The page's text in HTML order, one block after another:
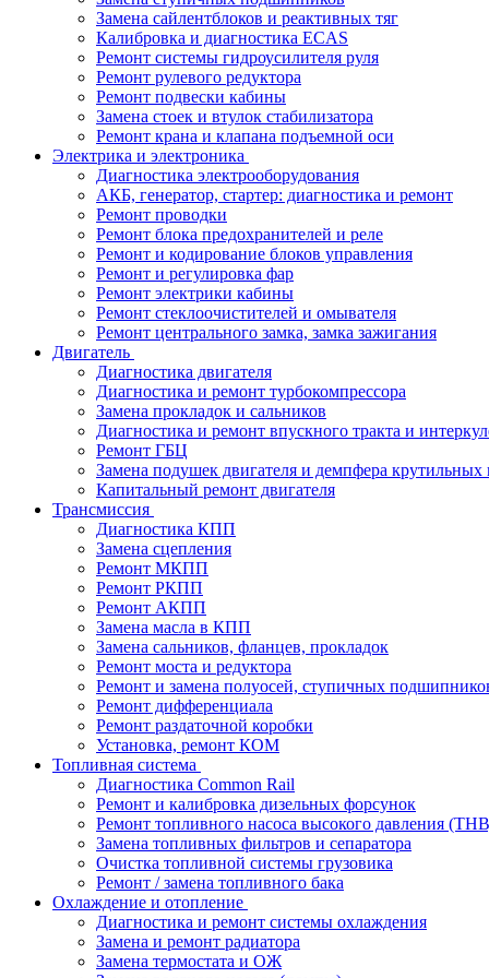
Замена сайлентблоков и реактивных тяг
Калибровка и диагностика ECAS
Ремонт системы гидроусилителя руля
Ремонт рулевого редуктора
Ремонт подвески кабины
Замена стоек и втулок стабилизатора
Ремонт крана и клапана подъемной оси
Электрика и электроника
Диагностика электрооборудования
АКБ, генератор, стартер: диагностика и ремонт
Ремонт проводки
Ремонт блока предохранителей и реле
Ремонт и кодирование блоков управления
Ремонт и регулировка фар
Ремонт электрики кабины
Ремонт стеклоочистителей и омывателя
Ремонт центрального замка, замка зажигания
Двигатель
Диагностика двигателя
Диагностика и ремонт турбокомпрессора
Замена прокладок и сальников
Диагностика и ремонт впускного тракта и
Ремонт ГБЦ
Замена подушек двигателя и демпфера крутильных
Капитальный ремонт двигателя
Трансмиссия
Диагностика КПП
Замена сцепления
Ремонт МКПП
Ремонт РКПП
Ремонт АКПП
Замена масла в КПП
Замена сальников, фланцев, прокладок
Ремонт моста и редуктора
Ремонт и замена полуосей, ступичных
Ремонт дифференциала
Ремонт раздаточной коробки
Установка, ремонт КОМ
Топливная система
Диагностика Common Rail
Ремонт и калибровка дизельных форсунок
Ремонт топливного насоса высокого давления
Замена топливных фильтров и сепаратора
Очистка топливной системы грузовика
Ремонт / замена топливного бака
Охлаждение и отопление
Диагностика и ремонт системы охлаждения
Замена и ремонт радиатора
Замена термостата и ОЖ